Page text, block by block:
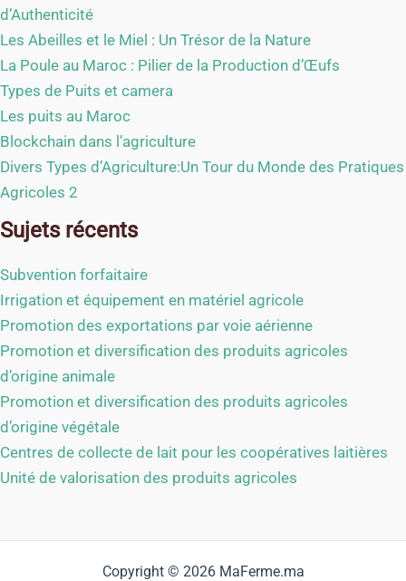
d’Authenticité
Les Abeilles et le Miel : Un Trésor de la Nature
La Poule au Maroc : Pilier de la Production d’Œufs
Types de Puits et camera
Les puits au Maroc
Blockchain dans l’agriculture
Divers Types d’Agriculture:Un Tour du Monde des Pratiques
Agricoles 2
Sujets récents
Subvention forfaitaire
Irrigation et équipement en matériel agricole
Promotion des exportations par voie aérienne
Promotion et diversification des produits agricoles
d’origine animale
Promotion et diversification des produits agricoles
d’origine végétale
Centres de collecte de lait pour les coopératives laitières
Unité de valorisation des produits agricoles
Copyright © 2026 MaFerme.ma